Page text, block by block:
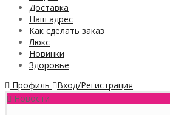
Доставка
Наш адрес
Как сделать заказ
Люкс
Новинки
Здоровье
Профиль
Вход/Регистрация
Новости